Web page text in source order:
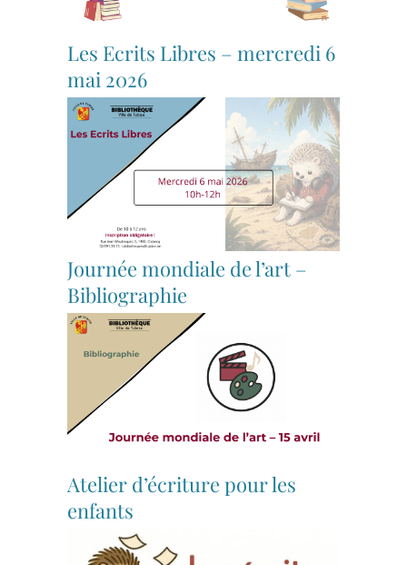
Les Ecrits Libres – mercredi 6
mai 2026
Journée mondiale de l’art –
Bibliographie
Atelier d’écriture pour les
enfants